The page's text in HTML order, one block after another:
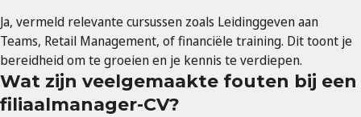
Ja, vermeld relevante cursussen zoals Leidinggeven aan
Teams, Retail Management, of financiële training. Dit toont je
bereidheid om te groeien en je kennis te verdiepen.
Wat zijn veelgemaakte fouten bij een
filiaalmanager-CV?